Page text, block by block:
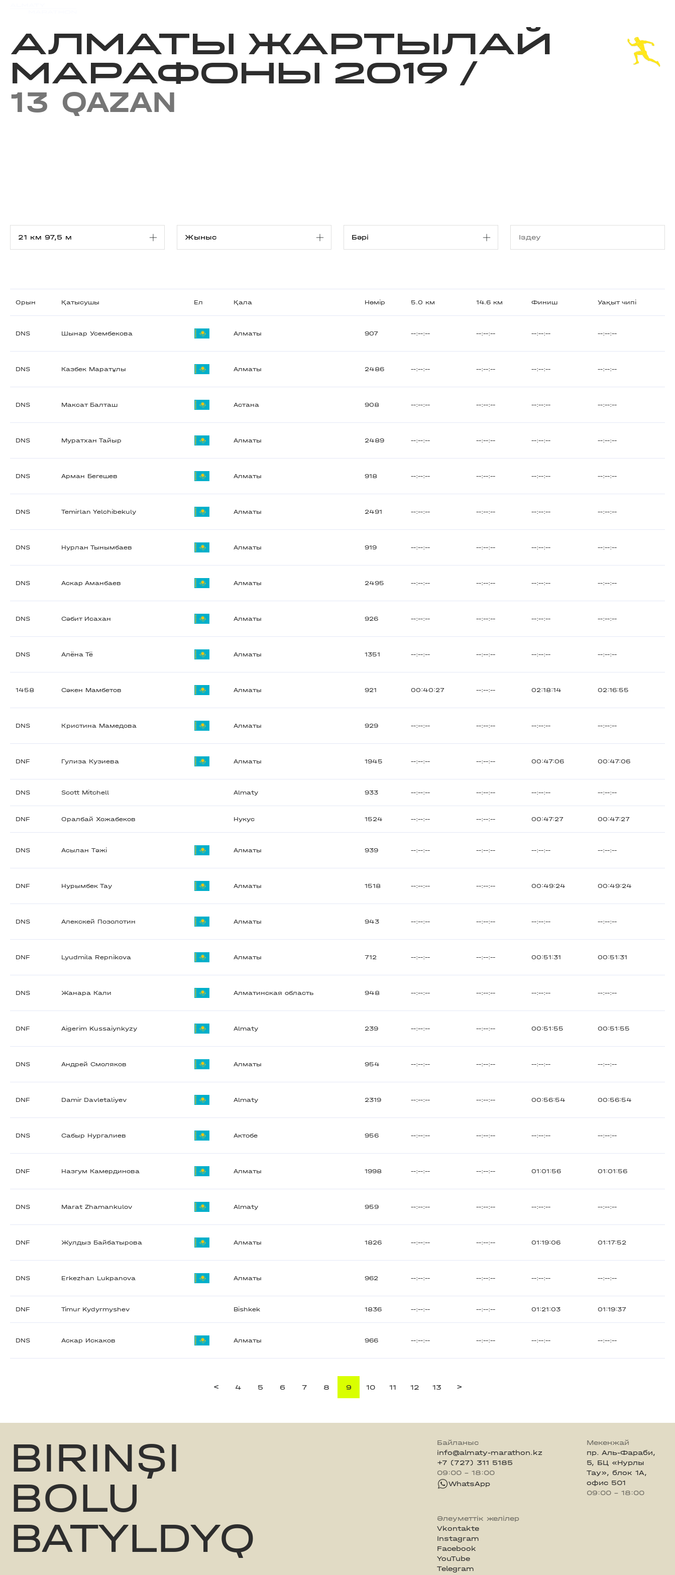
АЛМАТЫ ЖАРТЫЛАЙ
МАРАФОНЫ 2019 /
13 QAZAN
Орын Қатысушы Ел Қала Нөмір 5.0 км 14.6 км Финиш Уақыт чипі
DNS Шынар Усембекова Алматы 907 --:--:-- --:--:-- --:--:-- --:--:--
DNS Казбек Маратұлы Алматы 2486 --:--:-- --:--:-- --:--:-- --:--:--
DNS Максат Балташ Астана 908 --:--:-- --:--:-- --:--:-- --:--:--
DNS Муратхан Тайыр Алматы 2489 --:--:-- --:--:-- --:--:-- --:--:--
DNS Арман Бегешев Алматы 918 --:--:-- --:--:-- --:--:-- --:--:--
DNS Temirlan Yelchibekuly Алматы 2491 --:--:-- --:--:-- --:--:-- --:--:--
DNS Нурлан Тынымбаев Алматы 919 --:--:-- --:--:-- --:--:-- --:--:--
DNS Аскар Аманбаев Алматы 2495 --:--:-- --:--:-- --:--:-- --:--:--
DNS Сәбит Исахан Алматы 926 --:--:-- --:--:-- --:--:-- --:--:--
DNS Алёна Тё Алматы 1351 --:--:-- --:--:-- --:--:-- --:--:--
1458 Сәкен Мамбетов Алматы 921 00:40:27 --:--:-- 02:18:14 02:16:55
DNS Кристина Мамедова Алматы 929 --:--:-- --:--:-- --:--:-- --:--:--
DNF Гулиза Кузиева Алматы 1945 --:--:-- --:--:-- 00:47:06 00:47:06
DNS Scott Mitchell Almaty 933 --:--:-- --:--:-- --:--:-- --:--:--
DNF Оралбай Хожабеков Нукус 1524 --:--:-- --:--:-- 00:47:27 00:47:27
DNS Асылан Tәжі Алматы 939 --:--:-- --:--:-- --:--:-- --:--:--
DNF Нурымбек Тау Алматы 1518 --:--:-- --:--:-- 00:49:24 00:49:24
DNS Алекскей Позолотин Алматы 943 --:--:-- --:--:-- --:--:-- --:--:--
DNF Lyudmila Repnikova Алматы 712 --:--:-- --:--:-- 00:51:31 00:51:31
DNS Жанара Кали Алматинская область 948 --:--:-- --:--:-- --:--:-- --:--:--
DNF Aigerim Kussaiynkyzy Almaty 239 --:--:-- --:--:-- 00:51:55 00:51:55
DNS Андрей Смоляков Алматы 954 --:--:-- --:--:-- --:--:-- --:--:--
DNF Damir Davletaliyev Almaty 2319 --:--:-- --:--:-- 00:56:54 00:56:54
DNS Сабыр Нургалиев Актобе 956 --:--:-- --:--:-- --:--:-- --:--:--
DNF Назгум Камердинова Алматы 1998 --:--:-- --:--:-- 01:01:56 01:01:56
DNS Marat Zhamankulov Almaty 959 --:--:-- --:--:-- --:--:-- --:--:--
DNF Жулдыз Байбатырова Алматы 1826 --:--:-- --:--:-- 01:19:06 01:17:52
DNS Erkezhan Lukpanova Алматы 962 --:--:-- --:--:-- --:--:-- --:--:--
DNF Timur Kydyrmyshev Bishkek 1836 --:--:-- --:--:-- 01:21:03 01:19:37
DNS Аскар Искаков Алматы 966 --:--:-- --:--:-- --:--:-- --:--:--
< 4 5 6 7 8 9 10 11 12 13 >
BIRINŞI
BOLU
BATYLDYQ
Байланыс
info@almaty-marathon.kz
+7 (727) 311 5185
09:00 - 18:00
WhatsApp
Мекенжай
пр. Аль-Фараби,
5, БЦ «Нурлы
Тау», блок 1А,
офис 501
09:00 - 18:00
Әлеуметтік желілер
Vkontakte
Instagram
Facebook
YouTube
Telegram